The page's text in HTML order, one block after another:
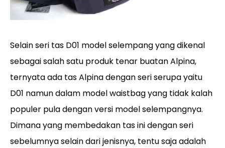
Selain seri tas D01 model selempang yang dikenal
sebagai salah satu produk tenar buatan Alpina,
ternyata ada tas Alpina dengan seri serupa yaitu
D01 namun dalam model waistbag yang tidak kalah
populer pula dengan versi model selempangnya.
Dimana yang membedakan tas ini dengan seri
sebelumnya selain dari jenisnya, tentu saja adalah